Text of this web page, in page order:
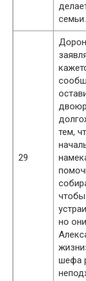
семьи.
29
тем,
но
шефа